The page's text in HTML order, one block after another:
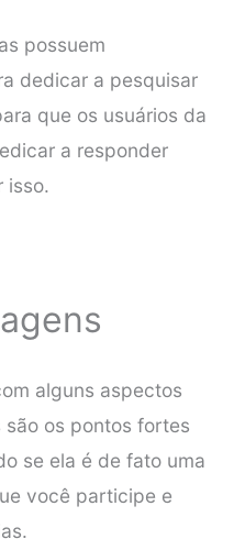
possuem
dedicar a pesquisar
que os usuários da
a responder
isso.
alguns aspectos
os pontos fortes
se ela é de fato uma
você participe e